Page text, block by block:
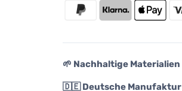
🌱 Nachhaltige Materialien
🇩🇪 Deutsche Manufaktur